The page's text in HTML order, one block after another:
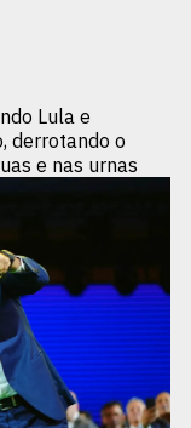
Lula e
derrotando o
e nas urnas